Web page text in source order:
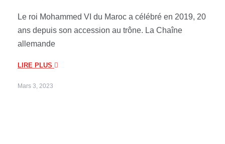
Le roi Mohammed VI du Maroc a célébré en 2019, 20
ans depuis son accession au trône. La Chaîne
allemande
LIRE PLUS
Mars 3, 2023